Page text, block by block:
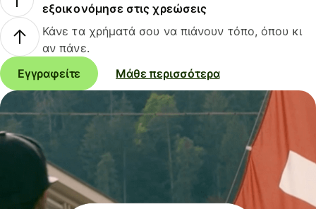
εξοικονόμησε στις χρεώσεις
Κάνε τα χρήματά σου να πιάνουν τόπο, όπου κι
αν πάνε.
Εγγραφείτε
Μάθε περισσότερα